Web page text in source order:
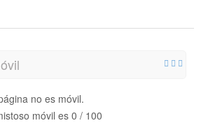
no es móvil.
móvil es 0 / 100